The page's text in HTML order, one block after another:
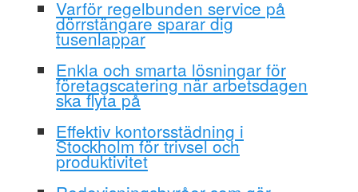
Varför regelbunden service på
dörrstängare sparar dig
tusenlappar
Enkla och smarta lösningar för
företagscatering när arbetsdagen
ska flyta på
Effektiv kontorsstädning i
Stockholm för trivsel och
produktivitet